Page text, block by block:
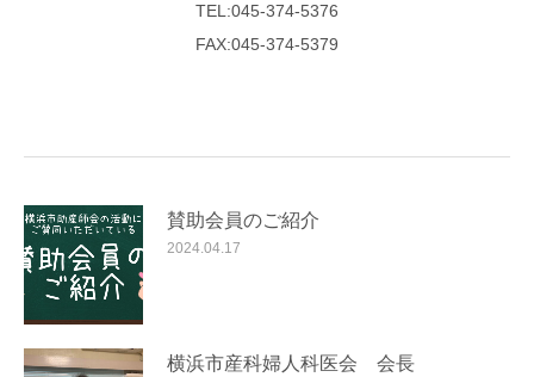
TEL:045-374-5376
FAX:045-374-5379
賛助会員のご紹介
2024.04.17
横浜市産科婦人科医会 会長